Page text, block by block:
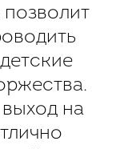
на